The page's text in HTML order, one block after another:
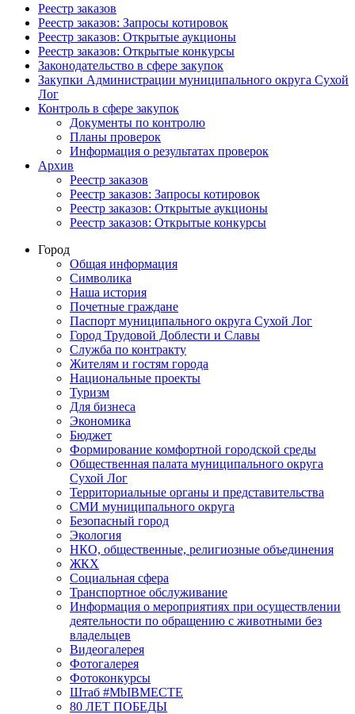
Реестр заказов
Реестр заказов: Запросы котировок
Реестр заказов: Открытые аукционы
Реестр заказов: Открытые конкурсы
Законодательство в сфере закупок
Закупки Администрации муниципального округа Сухой
Лог
Контроль в сфере закупок
Документы по контролю
Планы проверок
Информация о результатах проверок
Архив
Реестр заказов
Реестр заказов: Запросы котировок
Реестр заказов: Открытые аукционы
Реестр заказов: Открытые конкурсы
Город
Общая информация
Символика
Наша история
Почетные граждане
Паспорт муниципального округа Сухой Лог
Город Трудовой Доблести и Славы
Служба по контракту
Жителям и гостям города
Национальные проекты
Туризм
Для бизнеса
Экономика
Бюджет
Формирование комфортной городской среды
Общественная палата муниципального округа
Сухой Лог
Территориальные органы и представительства
СМИ муниципального округа
Безопасный город
Экология
НКО, общественные, религиозные объединения
ЖКХ
Социальная сфера
Транспортное обслуживание
Информация о мероприятиях при осуществлении
деятельности по обращению с животными без
владельцев
Видеогалерея
Фотогалерея
Фотоконкурсы
Штаб #MbIBMECTE
80 ЛЕТ ПОБЕДЫ